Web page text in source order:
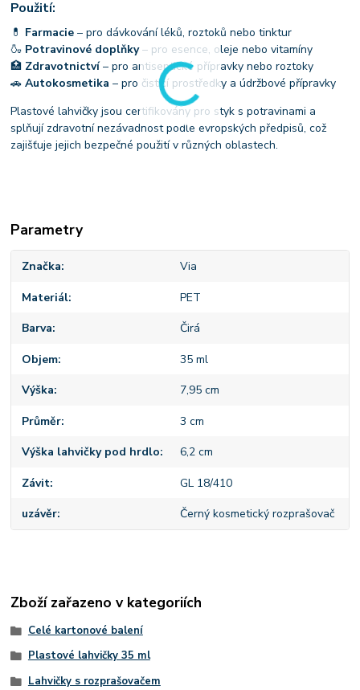
Použití:
💊 Farmacie – pro dávkování léků, roztoků nebo tinktur
🍶 Potravinové doplňky– pro esence, oleje nebo vitamíny
🏥 Zdravotnictví– pro antiseptické přípravky nebo roztoky
🚗Autokosmetika – pro čisticí prostředky a údržbové přípravky
Plastové lahvičky jsou certifikovány pro styk s potravinami a
splňují zdravotní nezávadnost podle evropských předpisů, což
zajišťuje jejich bezpečné použití v různých oblastech.
Parametry
Značka Via
Materiál PET
Barva Čirá
Objem 35 ml
Výška 7,95 cm
Průměr 3 cm
Výška lahvičky pod hrdlo 6,2 cm
Závit GL 18/410
uzávěr Černý kosmetický rozprašovač
Zboží zařazeno v kategoriích
Celé kartonové balení
Plastové lahvičky 35 ml
Lahvičky s rozprašovačem